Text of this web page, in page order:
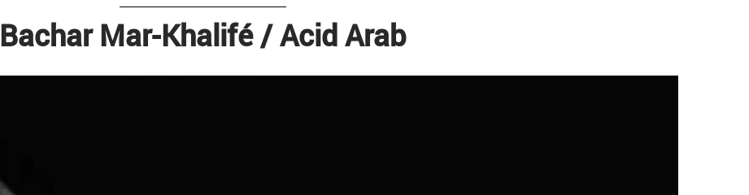
Bachar Mar-Khalifé / Acid Arab